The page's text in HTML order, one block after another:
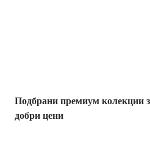
Подбрани премиум колекции
добри цени